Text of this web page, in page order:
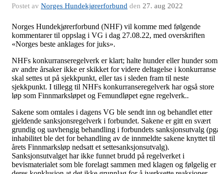
Postet av Norges Hundekjørerforbund den 27. aug 2022
Norges Hundekjørerforbund (NHF) vil komme med følgende
kommentarer til oppslag i VG i dag 27.08.22, med overskriften
«Norges beste anklages for juks».
NHFs konkurranseregelverk er klart; halte hunder eller hunder som
av andre årsaker ikke er skikket for videre deltagelse i konkurranse
skal settes ut på sjekkpunkt, eller tas i sleden fram til neste
sjekkpunkt. I tillegg til NHFs konkurranseregelverk har også store
løp som Finnmarksløpet og Femundløpet egne regelverk..
Sakene som omtales i dagens VG ble sendt inn og behandlet etter
gjeldende sanksjonsregelverk i forbundet. Sakene er gitt en svært
grundig og uavhengig behandling i forbundets sanksjonsutvalg
inhabilitet ble det for behandling av de innmeldte sakene knyttet til
årets Finnmarksløp nedsatt et settesanksjonsutvalg).
Sanksjonsutvalget har ikke funnet brudd på regelverket i
bevismaterialet som ble forelagt sammen med klagen og følgelig er